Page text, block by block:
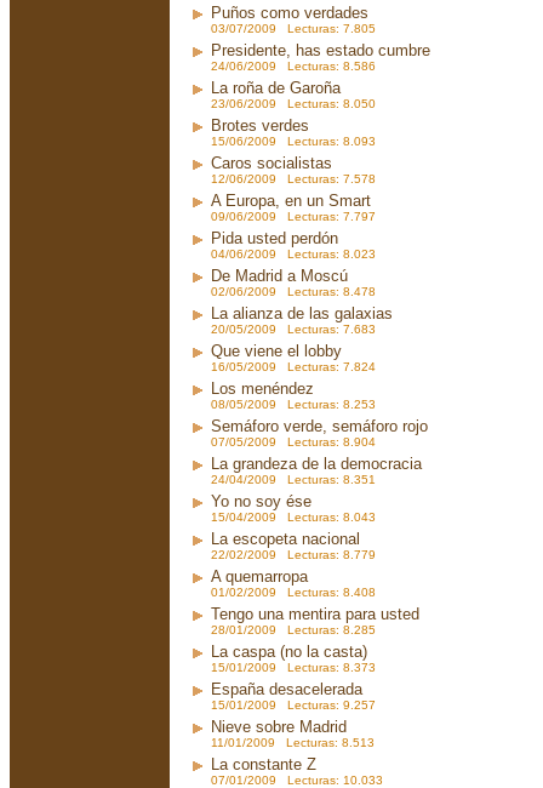
Puños como verdades
03/07/2009 Lecturas: 7.805
Presidente, has estado cumbre
24/06/2009 Lecturas: 8.586
La roña de Garoña
23/06/2009 Lecturas: 8.050
Brotes verdes
15/06/2009 Lecturas: 8.093
Caros socialistas
12/06/2009 Lecturas: 7.578
A Europa, en un Smart
09/06/2009 Lecturas: 7.797
Pida usted perdón
04/06/2009 Lecturas: 8.023
De Madrid a Moscú
02/06/2009 Lecturas: 8.478
La alianza de las galaxias
20/05/2009 Lecturas: 7.683
Que viene el lobby
16/05/2009 Lecturas: 7.824
Los menéndez
08/05/2009 Lecturas: 8.253
Semáforo verde, semáforo rojo
07/05/2009 Lecturas: 8.904
La grandeza de la democracia
24/04/2009 Lecturas: 8.351
Yo no soy ése
15/04/2009 Lecturas: 8.043
La escopeta nacional
22/02/2009 Lecturas: 8.779
A quemarropa
01/02/2009 Lecturas: 8.408
Tengo una mentira para usted
28/01/2009 Lecturas: 8.285
La caspa (no la casta)
15/01/2009 Lecturas: 8.373
España desacelerada
15/01/2009 Lecturas: 9.257
Nieve sobre Madrid
11/01/2009 Lecturas: 8.513
La constante Z
07/01/2009 Lecturas: 10.033